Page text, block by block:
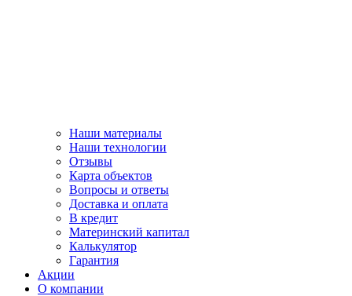
Наши материалы
Наши технологии
Отзывы
Карта объектов
Вопросы и ответы
Доставка и оплата
В кредит
Материнский капитал
Калькулятор
Гарантия
Акции
О компании